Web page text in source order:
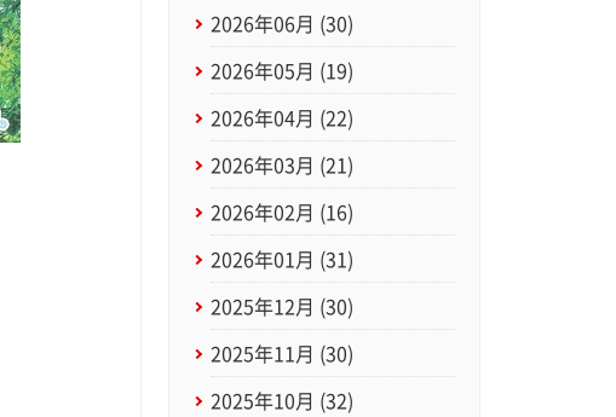
2026年06月 (30)
2026年05月 (19)
2026年04月 (22)
2026年03月 (21)
2026年02月 (16)
2026年01月 (31)
2025年12月 (30)
2025年11月 (30)
2025年10月 (32)